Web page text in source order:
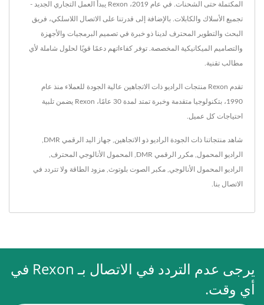
المكتملة حتى الشحنات. في عام 2019، Rexon يبدأ العمل التجاري الجديد -
تجميع الأسلاك والكابلات. بالإضافة إلى قدرتنا على الاتصال اللاسلكي، فريق
البحث والتطوير المحترف لدينا ذو خبرة في تصميم البرمجيات والأجهزة
والتصاميم الميكانيكية المخصصة. توفر كفاءاتهم دعمًا قويًا لحلول شاملة لأي
مطالب تقنية.
تقدم Rexon منتجات الراديو ذات الاتجاهين عالية الجودة للعملاء منذ عام
1990، بتكنولوجيا متقدمة وخبرة تمتد لمدة 30 عامًا، Rexon يضمن تلبية
احتياجات كل عميل.
شاهد منتجاتنا ذات الجودة الراديو ذو الاتجاهين جهاز اليد الرقمي DMR
الراديو المحمول مكرر الرقمي DMR المحمول الأنالوجي المحترف
الراديو المحمول الأنالوجي مكبر الصوت بلوتوث مزود الطاقة ولا تتردد في
الاتصال بنا
يرجى عدم التردد في الاتصال بـ Rexon في
أي وقت.